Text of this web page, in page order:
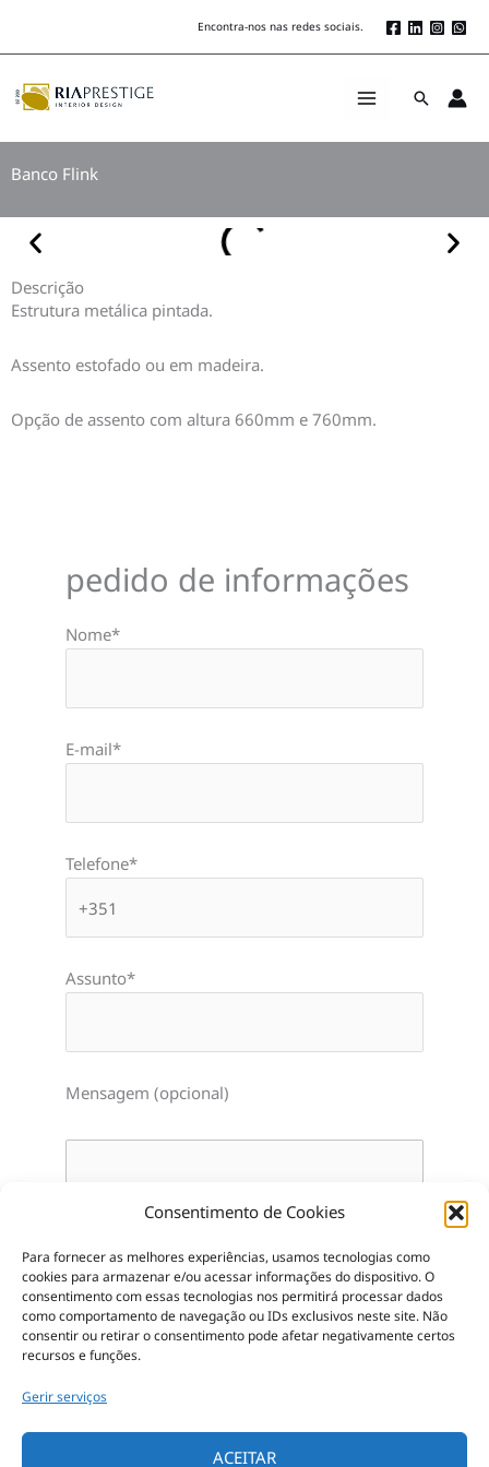
Consentimento de Cookies
Para fornecer as melhores experiências, usamos tecnologias como
cookies para armazenar e/ou acessar informações do dispositivo.O
consentimento com essas tecnologias nos permitirá processar dados
como comportamento de navegação ou IDs exclusivos neste site. Não
consentir ou retirar o consentimento pode afetar negativamente certos
recursos e funções.
Gerir serviços
ACEITAR
Encontra-nos nas redes sociais.
Search
Banco Flink
Descrição
Estrutura metálica pintada.
Assento estofado ou em madeira.
Opção de assento com altura 660mm e 760mm.
pedido de informações
Nome*
E-mail*
Telefone*
Assunto*
Mensagem (opcional)